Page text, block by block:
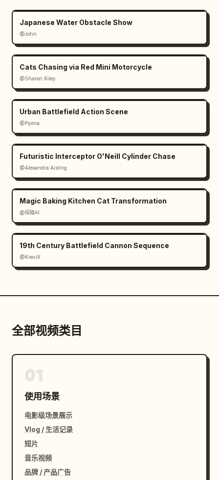
Japanese Water Obstacle Show
@John
Cats Chasing via Red Mini Motorcycle
@Sharon Riley
Urban Battlefield Action Scene
@Pyona
Futuristic Interceptor O'Neill Cylinder Chase
@Alexandra Aisling
Magic Baking Kitchen Cat Transformation
@探路AI
19th Century Battlefield Cannon Sequence
@KreviX
全部视频类目
使用场景
电影级场景展示
Vlog / 生活记录
短片
音乐视频
品牌 / 产品广告